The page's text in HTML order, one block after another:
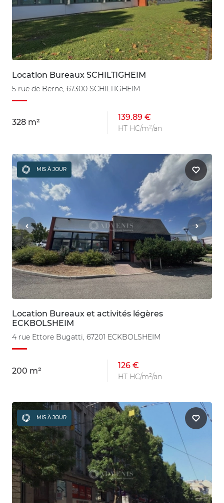
Location Bureaux SCHILTIGHEIM
5 rue de Berne, 67300 SCHILTIGHEIM
328 m²
139.89 €
HT HC/m²/an
MIS À JOUR
Location Bureaux et activités légères
ECKBOLSHEIM
4 rue Ettore Bugatti, 67201 ECKBOLSHEIM
200 m²
126 €
HT HC/m²/an
MIS À JOUR